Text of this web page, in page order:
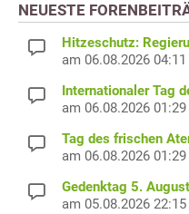
NEUESTE
Hitzeschutz:
am 06.08.2026
Internationaler Tag
am 06.08.2026
Tag des frischen
am 06.08.2026
Gedenktag 5.
am 05.08.2026